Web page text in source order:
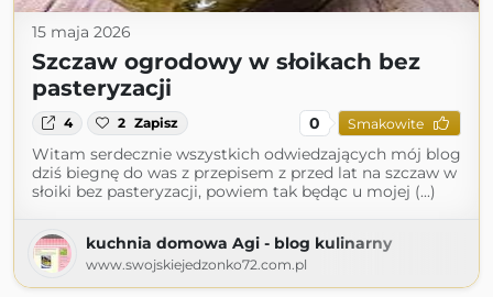
15 maja 2026
Szczaw ogrodowy w słoikach bez
pasteryzacji
4 2 Zapisz 0 Smakowite
Witam serdecznie wszystkich odwiedzających mój blog
dziś biegnę do was z przepisem z przed lat na szczaw w
słoiki bez pasteryzacji, powiem tak będąc u mojej (...)
kuchnia domowa Agi - blog kulinarny
www.swojskiejedzonko72.com.pl